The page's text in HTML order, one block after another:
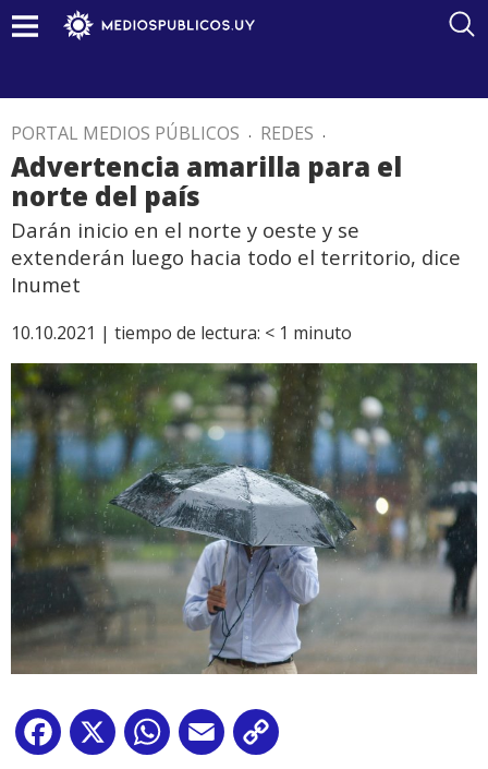
PORTAL MEDIOS PÚBLICOS . REDES .
Advertencia amarilla para el
norte del país
Darán inicio en el norte y oeste y se
extenderán luego hacia todo el territorio, dice
Inumet
10.10.2021 | tiempo de lectura: < 1 minuto
Facebook
X WhatsApp
Email